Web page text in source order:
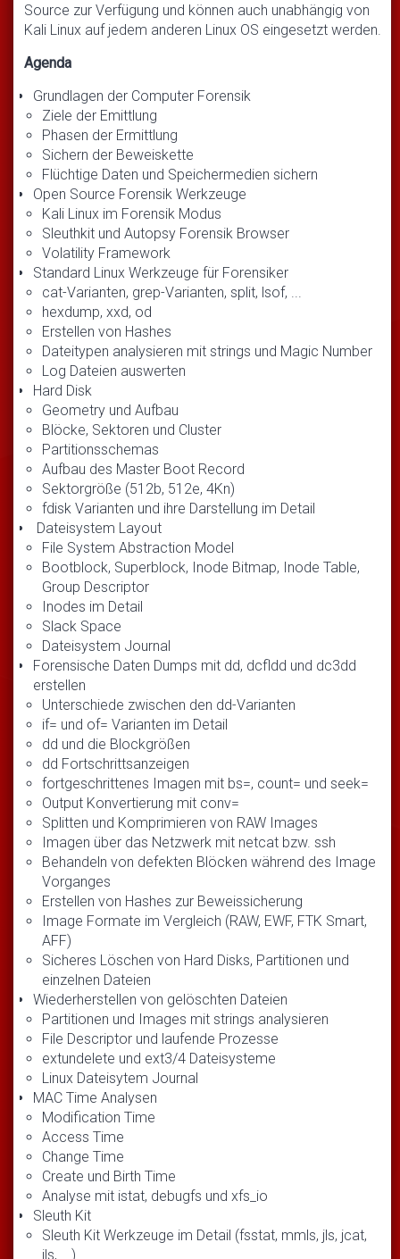
Source zur Verfügung und können auch unabhängig von
Kali Linux auf jedem anderen Linux OS eingesetzt werden.
Agenda
Grundlagen der Computer Forensik
Ziele der Emittlung
Phasen der Ermittlung
Sichern der Beweiskette
Flüchtige Daten und Speichermedien sichern
Open Source Forensik Werkzeuge
Kali Linux im Forensik Modus
Sleuthkit und Autopsy Forensik Browser
Volatility Framework
Standard Linux Werkzeuge für Forensiker
cat-Varianten, grep-Varianten, split, lsof, ...
hexdump, xxd, od
Erstellen von Hashes
Dateitypen analysieren mit strings und Magic Number
Log Dateien auswerten
Hard Disk
Geometry und Aufbau
Blöcke, Sektoren und Cluster
Partitionsschemas
Aufbau des Master Boot Record
Sektorgröße (512b, 512e, 4Kn)
fdisk Varianten und ihre Darstellung im Detail
Dateisystem Layout
File System Abstraction Model
Bootblock, Superblock, Inode Bitmap, Inode Table,
Group Descriptor
Inodes im Detail
Slack Space
Dateisystem Journal
Forensische Daten Dumps mit dd, dcfldd und dc3dd
erstellen
Unterschiede zwischen den dd-Varianten
if= und of= Varianten im Detail
dd und die Blockgrößen
dd Fortschrittsanzeigen
fortgeschrittenes Imagen mit bs=, count= und seek=
Output Konvertierung mit conv=
Splitten und Komprimieren von RAW Images
Imagen über das Netzwerk mit netcat bzw. ssh
Behandeln von defekten Blöcken während des Image
Vorganges
Erstellen von Hashes zur Beweissicherung
Image Formate im Vergleich (RAW, EWF, FTK Smart,
AFF)
Sicheres Löschen von Hard Disks, Partitionen und
einzelnen Dateien
Wiederherstellen von gelöschten Dateien
Partitionen und Images mit strings analysieren
File Descriptor und laufende Prozesse
extundelete und ext3/4 Dateisysteme
Linux Dateisytem Journal
MAC Time Analysen
Modification Time
Access Time
Change Time
Create und Birth Time
Analyse mit istat, debugfs und xfs_io
Sleuth Kit
Sleuth Kit Werkzeuge im Detail (fsstat, mmls, jls, jcat,
ils, ...)